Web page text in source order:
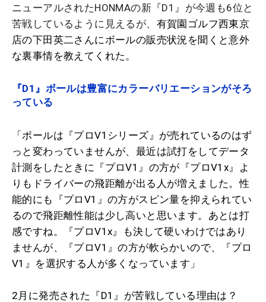
ニューアルされたHONMAの新『D1』が今週も6位と
苦戦しているように見えるが、 有賀園ゴルフ西東京
店の下田英二さんにボールの販売状況を聞くと意外
な裏事情を教えてくれた。
『D1』ボールは豊富にカラーバリエーションがそろ
っている
「ボールは『プロV1シリーズ』が売れているのはず
っと変わっていませんが、最近は試打をしてデータ
計測をしたときに『プロV1』の方が『プロV1x』よ
りもドライバーの飛距離が出る人が増えました。性
能的にも『プロV1』の方がスピン量を抑えられてい
るので飛距離性能は少し高いと思います。あとは打
感ですね。『プロV1x』も決して硬いわけではあり
ませんが、『プロV1』の方が軟らかいので、『プロ
V1』を選択する人が多くなっています」
2月に発売された『D1』が苦戦している理由は？